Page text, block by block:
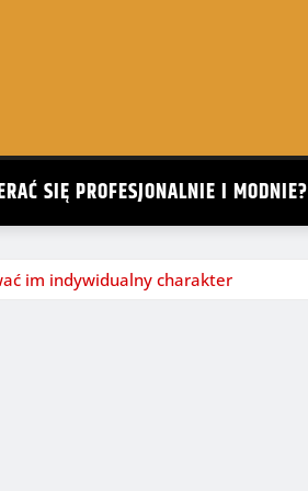
SIĘ PROFESJONALNIE I MODNIE?
im indywidualny charakter